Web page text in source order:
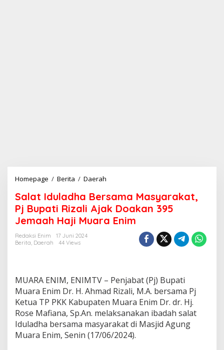
Homepage / Berita / Daerah
l
a
t
I
a
B
e
r
s
a
m
Salat Iduladha Bersama Masyarakat,
Pj Bupati Rizali Ajak Doakan 395
Jemaah Haji Muara Enim
Redaksi Enim
17 Juni 2024
Berita, Daerah 44 Views
MUARA ENIM, ENIMTV – Penjabat (Pj) Bupati
Muara Enim Dr. H. Ahmad Rizali, M.A. bersama Pj
Ketua TP PKK Kabupaten Muara Enim Dr. dr. Hj.
Rose Mafiana, Sp.An. melaksanakan ibadah salat
Iduladha bersama masyarakat di Masjid Agung
Muara Enim, Senin (17/06/2024).